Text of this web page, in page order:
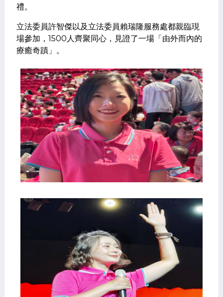
禮。
立法委員許智傑以及立法委員賴瑞隆服務處都親臨現
場參加，1500人齊聚同心，見證了一場「由外而內的
療癒奇蹟」。